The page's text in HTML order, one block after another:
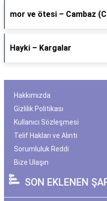
​mor ve ötesi – Cambaz
Hayki – Kargalar
Hakkımızda
Gizlilik Politikası
Kullanıcı Sözleşmesi
Telif Hakları ve Alıntı
Sorumluluk Reddi
Bize Ulaşın
SON EKLENEN